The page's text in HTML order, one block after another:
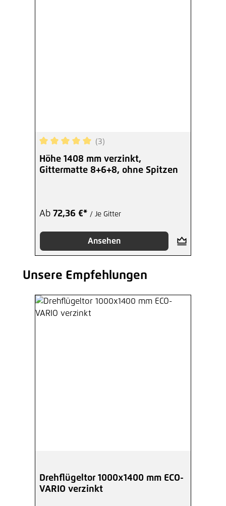
Durchschnittliche Bewertung von 5 von 5
(3)
Höhe 1408 mm verzinkt,
Gittermatte 8+6+8, ohne Spitzen
Ab 72,36 €* / Je Gitter
Ansehen
Produktgalerie überspringen
Unsere Empfehlungen
Drehflügeltor 1000x1400 mm ECO-
VARIO verzinkt